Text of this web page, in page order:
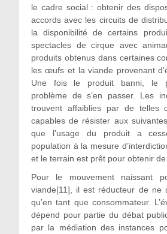
le cadre social : obtenir des
accords avec les circuits de
la disponibilité de certains
spectacles de cirque avec
produits obtenus dans certaines
les œufs et la viande provenant
Une fois le produit banni, le
problème de s’en passer. Les
trouvent affaiblies par de telles
capables de résister aux
que l’usage du produit a
population à la mesure
et le terrain est prêt pour obtenir
Pour le mouvement naissant
viande[11], il est réducteur de ne
qu’en tant que consommateur.
dépend pour partie du débat
par la médiation des instances